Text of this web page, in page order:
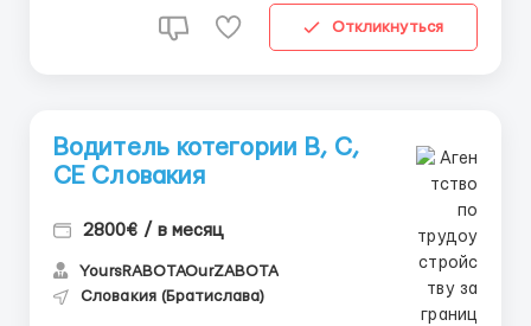
Откликнуться
Водитель котегории B, C,
СЕ Словакия
2800€ / в месяц
YoursRABOTAOurZABOTA
Словакия (Братислава)